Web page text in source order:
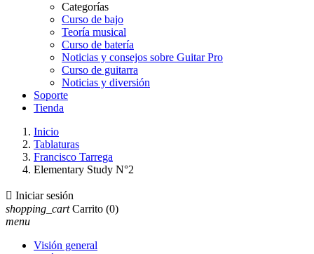
Categorías
Curso de bajo
Teoría musical
Curso de batería
Noticias y consejos sobre Guitar Pro
Curso de guitarra
Noticias y diversión
Soporte
Tienda
Inicio
Tablaturas
Francisco Tarrega
Elementary Study N°2
 Iniciar sesión
shopping_cart Carrito (0)
menu
Visión general